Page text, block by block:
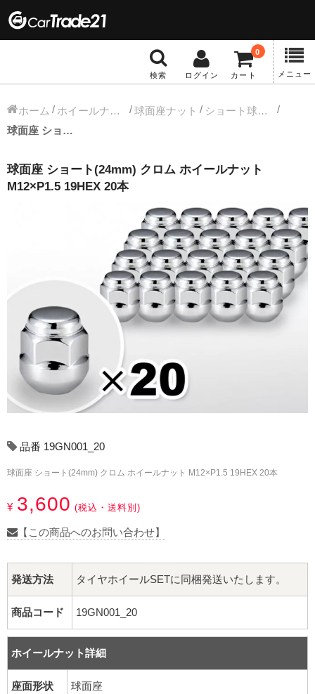
検索 ログイン カート
0
メニュー
冬タイヤホイール
13インチ：冬タイヤホイール
14インチ：冬タイヤホイール
15インチ：冬タイヤホイール
16インチ：冬タイヤホイール
17インチ：冬タイヤホイール
18インチ：冬タイヤホイール
19インチ：冬タイヤホイール
夏タイヤホイール
13インチ：夏タイヤホイール
14インチ：夏タイヤホイール
15インチ：夏タイヤホイール
16インチ：夏タイヤホイール
ホーム ホイールナット 球面座ナット
ショート球面ナット
球面座 ショート(24mm) クロム ホイールナット M12×P1.5 19HEX 20本
球面座 ショート(24mm) クロム ホイールナット
M12×P1.5 19HEX 20本
品番 19GN001_20
球面座 ショート(24mm) クロム ホイールナット M12×P1.5 19HEX 20本
¥ 3,600 (税込・送料別)
【この商品へのお問い合わせ】
発送方法 タイヤホイールSETに同梱発送いたします。
商品コード 19GN001_20
ホイールナット詳細
座面形状 球面座